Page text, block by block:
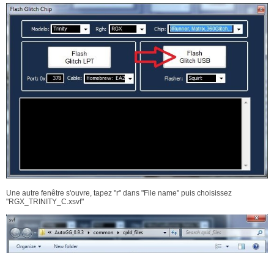
Une autre fenêtre s'ouvre, tapez "r" dans "File name" puis choisissez
"RGX_TRINITY_C.xsvf"